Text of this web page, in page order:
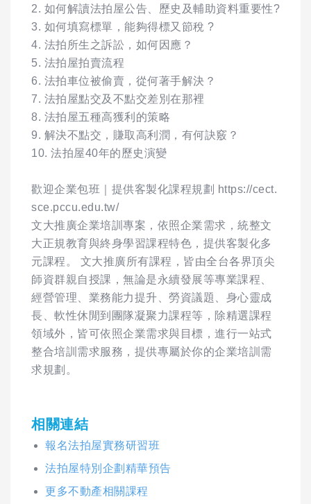
2. 如何解讀法拍屋公告、歷史及輔助資料重要性?
3. 如何填寫標單，能夠得標又節稅 ?
4. 法拍所生之訴訟，如何因應？
5. 法拍屋拍賣流程
6. 法拍車位被偷賣，從何著手解決？
7. 法拍屋點交及不點交差別在那裡
8. 法拍屋五種高獲利的策略
9. 解決不點交，賺取高利潤，有何訣竅？
10. 法拍屋40年的歷史演變
歡迎企業包班｜提供客製化課程規劃 https://cect.
sce.pccu.edu.tw/
文大推廣企業培訓專案，依照企業需求，統整文
大正規教育與終身學習課程特色，提供客製化多
元課程。 文大推廣所有課程，皆由全台各界頂尖
師資群親自授課，無論是永續發展等專業課程、
經營管理、業務能力提升、勞資議題、身心靈成
長、軟性休閒到團隊凝聚力課程等，除精選課程
領域外，皆可依照企業需求與目標，進行一站式
整合培訓需求服務，提供專屬於你的企業培訓需
求規劃。
相關連結
報名法拍屋實務研習班
法拍屋特別企劃精華預告
更多不動產相關課程